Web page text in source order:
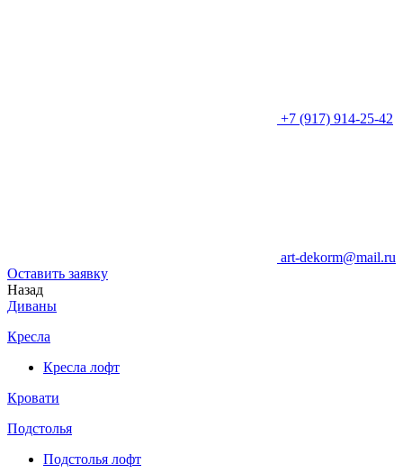
+7 (917) 914-25-42
art-dekorm@mail.ru
Оставить заявку
Назад
Диваны
Кресла
Кресла лофт
Кровати
Подстолья
Подстолья лофт